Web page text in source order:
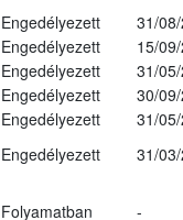
Engedélyezett
31/
Engedélyezett
15/
Engedélyezett
31/
Engedélyezett
30/
Engedélyezett
31/
Engedélyezett
31/
Folyamatban -